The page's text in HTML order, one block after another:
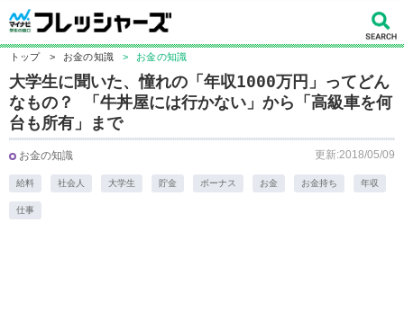
トップ > お金の知識 > お金の知識
大学生に聞いた、憧れの「年収1000万円」ってどん
なもの？ 「牛丼屋には行かない」から「高級車を何
台も所有」まで
お金の知識 更新:2018/05/09
給料 社会人 大学生 貯金 ボーナス お金 お金持ち 年収
仕事